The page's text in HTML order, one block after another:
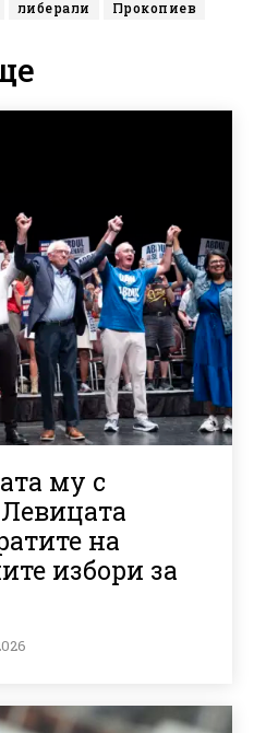
либерали
Прокопиев
му с
на
избори за